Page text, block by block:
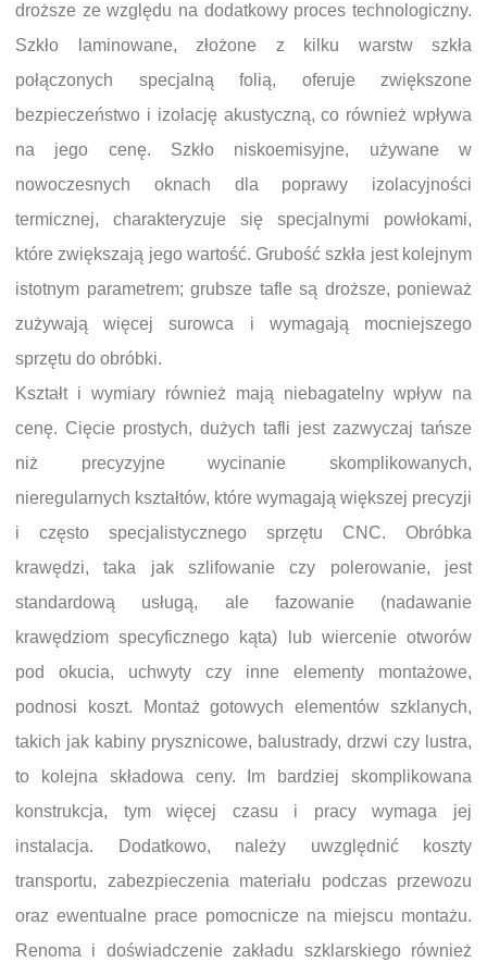
droższe ze względu na dodatkowy proces technologiczny.
Szkło laminowane, złożone z kilku warstw szkła
połączonych specjalną folią, oferuje zwiększone
bezpieczeństwo i izolację akustyczną, co również wpływa
na jego cenę. Szkło niskoemisyjne, używane w
nowoczesnych oknach dla poprawy izolacyjności
termicznej, charakteryzuje się specjalnymi powłokami,
które zwiększają jego wartość. Grubość szkła jest kolejnym
istotnym parametrem; grubsze tafle są droższe, ponieważ
zużywają więcej surowca i wymagają mocniejszego
sprzętu do obróbki.
Kształt i wymiary również mają niebagatelny wpływ na
cenę. Cięcie prostych, dużych tafli jest zazwyczaj tańsze
niż precyzyjne wycinanie skomplikowanych,
nieregularnych kształtów, które wymagają większej precyzji
i często specjalistycznego sprzętu CNC. Obróbka
krawędzi, taka jak szlifowanie czy polerowanie, jest
standardową usługą, ale fazowanie (nadawanie
krawędziom specyficznego kąta) lub wiercenie otworów
pod okucia, uchwyty czy inne elementy montażowe,
podnosi koszt. Montaż gotowych elementów szklanych,
takich jak kabiny prysznicowe, balustrady, drzwi czy lustra,
to kolejna składowa ceny. Im bardziej skomplikowana
konstrukcja, tym więcej czasu i pracy wymaga jej
instalacja. Dodatkowo, należy uwzględnić koszty
transportu, zabezpieczenia materiału podczas przewozu
oraz ewentualne prace pomocnicze na miejscu montażu.
Renoma i doświadczenie zakładu szklarskiego również